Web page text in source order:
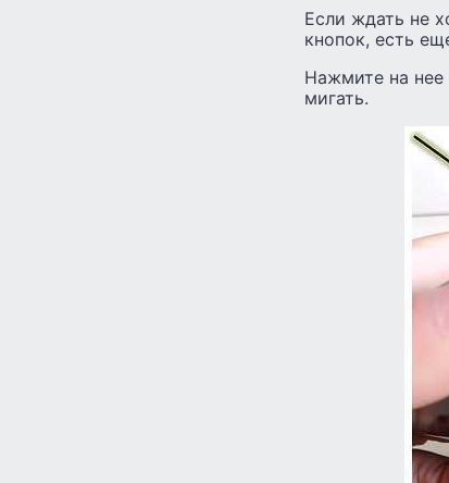
Если ждать не
кнопок, есть
Нажмите на нее
мигать.